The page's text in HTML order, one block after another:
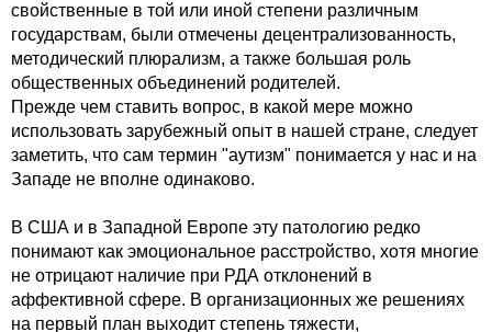
свойственные в той или иной степени различным
государствам, были отмечены децентрализованность,
методический плюрализм, а также большая роль
общественных объединений родителей.
Прежде чем ставить вопрос, в какой мере можно
использовать зарубежный опыт в нашей стране, следует
заметить, что сам термин "аутизм" понимается у нас и на
Западе не вполне одинаково.
В США и в Западной Европе эту патологию редко
понимают как эмоциональное расстройство, хотя многие
не отрицают наличие при РДА отклонений в
аффективной сфере. В организационных же решениях
на первый план выходит степень тяжести,